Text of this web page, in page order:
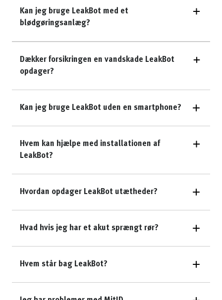
Kan jeg bruge LeakBot med et
blødgøringsanlæg?
Dækker forsikringen en vandskade LeakBot
opdager?
Kan jeg bruge LeakBot uden en smartphone?
Hvem kan hjælpe med installationen af
LeakBot?
Hvordan opdager LeakBot utætheder?
Hvad hvis jeg har et akut sprængt rør?
Hvem står bag LeakBot?